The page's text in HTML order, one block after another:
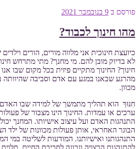
פורסם ב 9 בנובמבר 2021
מהו חינוך לכבוד?
כיועצת חינוכית אני מלווה מורים, הורים
לא בדיוק מובן להם. מי מחנך? מתי מתרחש
חינוך? החינוך מתקיים פיזית בכל מקום שבו אנו
מהרגע שבאנו במגע עם אדם וסביבה שהיוותה
מכוון.
חִנּוּךְ הוא תהליך מתמשך של למידה שבו האדם
ערכים או עמדות. החינוך הינו מצבור של
התנהגות האדם ועל עיצוב אישיותו. המחנך
הבוגר האחראי, אותן פעולות מכוונות של ילד
התנהגותנו ואישיותנו. המודעות לשליטה במי